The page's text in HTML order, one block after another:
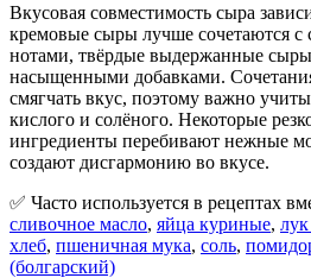
Вкусовая совместимость сыра
кремовые сыры лучше сочетаются
нотами, твёрдые выдержанные
насыщенными добавками.
смягчать вкус, поэтому важно
кислого и солёного. Некоторые
ингредиенты перебивают нежные
создают дисгармонию во вкусе.
✅ Часто используется в рецептах
сливочное масло, яйца куриные,
хлеб, пшеничная мука, соль,
(болгарский)